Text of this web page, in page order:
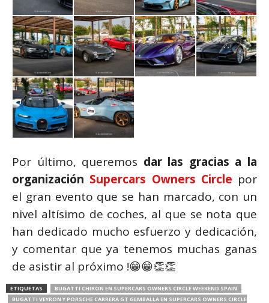
Por último, queremos dar las gracias a la
organización Supercars Owners Circle por
el gran evento que se han marcado, con un
nivel altísimo de coches, al que se nota que
han dedicado mucho esfuerzo y dedicación,
y comentar que ya tenemos muchas ganas
de asistir al próximo !😁😁👏👏
ETIQUETAS
BUGATTI CHIRON EN SUPERCARS OWNERS CIRCLE WEEKEND SPAIN
BUGATTI VEYRON Y PORSCHE CARRERA GT GEMBALLA EN SUPERCARS OWNERS CIRCLE